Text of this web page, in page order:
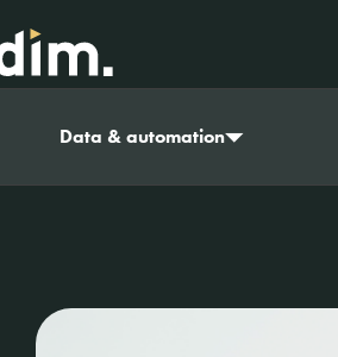
Data & automation